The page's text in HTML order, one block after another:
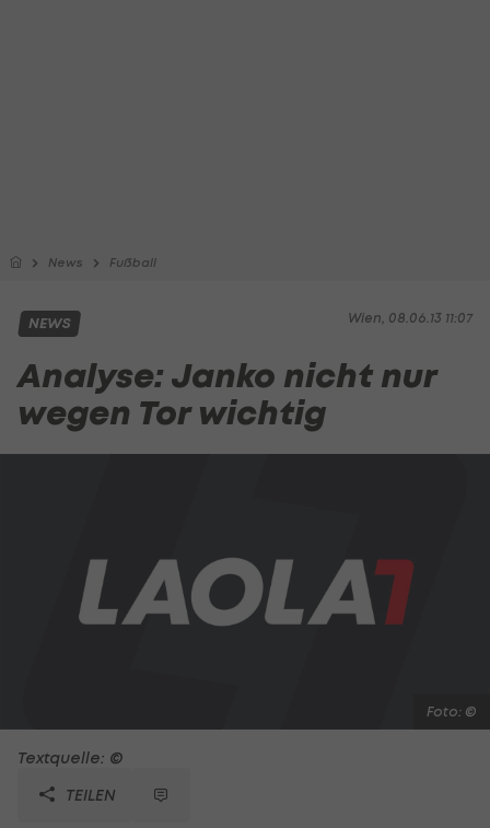
News Fußball
Wien, 08.06.13 11:07
NEWS
Analyse: Janko nicht nur
wegen Tor wichtig
Foto: ©
Textquelle: ©
TEILEN